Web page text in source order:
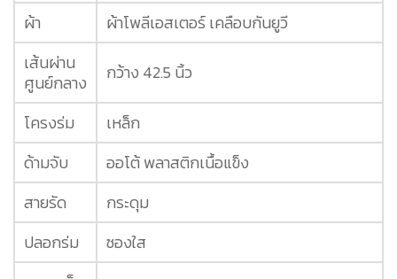
ผ้า
ผ้าโพลีเอสเตอร์ เคลือบกันยูวี
เส้นผ่าน
ศูนย์กลาง
กว้าง 42.5 นิ้ว
โครงร่ม
เหล็ก
ด้ามจับ
ออโต้ พลาสติกเนื้อแข็ง
สายรัด
กระดุม
ปลอกร่ม
ซองใส